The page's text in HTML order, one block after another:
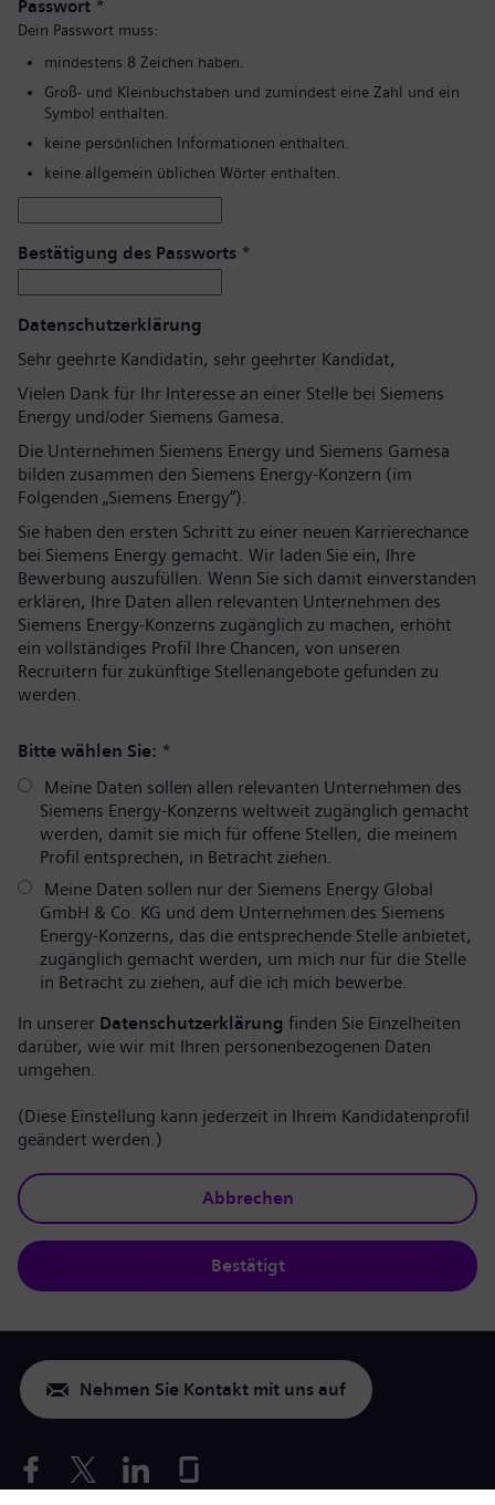
Passwort *
Dein Passwort muss:
mindestens 8 Zeichen haben.
Groß- und Kleinbuchstaben und zumindest eine Zahl und ein
Symbol enthalten.
keine persönlichen Informationen enthalten.
keine allgemein üblichen Wörter enthalten.
Bestätigung des Passworts *
Datenschutzerklärung
Sehr geehrte Kandidatin, sehr geehrter Kandidat,
Vielen Dank für Ihr Interesse an einer Stelle bei Siemens
Energy und/oder Siemens Gamesa.
Die Unternehmen Siemens Energy und Siemens Gamesa
bilden zusammen den Siemens Energy-Konzern (im
Folgenden „Siemens Energy“).
Sie haben den ersten Schritt zu einer neuen Karrierechance
bei Siemens Energy gemacht. Wir laden Sie ein, Ihre
Bewerbung auszufüllen. Wenn Sie sich damit einverstanden
erklären, Ihre Daten allen relevanten Unternehmen des
Siemens Energy-Konzerns zugänglich zu machen, erhöht
ein vollständiges Profil Ihre Chancen, von unseren
Recruitern für zukünftige Stellenangebote gefunden zu
werden.
Bitte wählen Sie: *
Meine Daten sollen allen relevanten Unternehmen des
Siemens Energy-Konzerns weltweit zugänglich gemacht
werden, damit sie mich für offene Stellen, die meinem
Profil entsprechen, in Betracht ziehen.
Meine Daten sollen nur der Siemens Energy Global
GmbH & Co. KG und dem Unternehmen des Siemens
Energy-Konzerns, das die entsprechende Stelle anbietet,
zugänglich gemacht werden, um mich nur für die Stelle
in Betracht zu ziehen, auf die ich mich bewerbe.
In unserer Datenschutzerklärung finden Sie Einzelheiten
darüber, wie wir mit Ihren personenbezogenen Daten
umgehen.
(Diese Einstellung kann jederzeit in Ihrem Kandidatenprofil
geändert werden.)
Abbrechen
Bestätigt
Nehmen Sie Kontakt mit uns auf